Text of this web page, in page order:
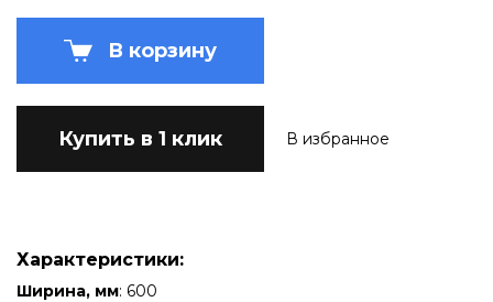
В корзину
Купить в 1 клик В избранное
Характеристики:
Ширина, мм: 600